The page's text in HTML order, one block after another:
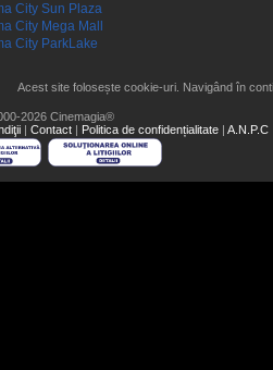
City Sun Plaza
City Mega Mall
City ParkLake
Acest site folosește cookie-uri. Navigând în
2026 Cinemagia®
| Contact | Politica de confidențialitate | A.N.P.C